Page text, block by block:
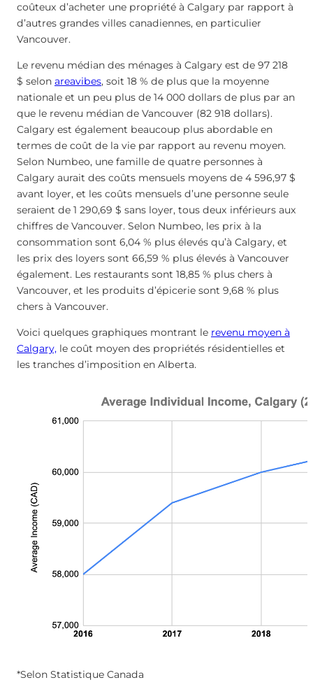
coûteux d’acheter une propriété à Calgary par rapport à
d’autres grandes villes canadiennes, en particulier
Vancouver.
Le revenu médian des ménages à Calgary est de 97 218
$ selon areavibes, soit 18 % de plus que la moyenne
nationale et un peu plus de 14 000 dollars de plus par an
que le revenu médian de Vancouver (82 918 dollars).
Calgary est également beaucoup plus abordable en
termes de coût de la vie par rapport au revenu moyen.
Selon Numbeo, une famille de quatre personnes à
Calgary aurait des coûts mensuels moyens de 4 596,97 $
avant loyer, et les coûts mensuels d’une personne seule
seraient de 1 290,69 $ sans loyer, tous deux inférieurs aux
chiffres de Vancouver. Selon Numbeo, les prix à la
consommation sont 6,04 % plus élevés qu’à Calgary, et
les prix des loyers sont 66,59 % plus élevés à Vancouver
également. Les restaurants sont 18,85 % plus chers à
Vancouver, et les produits d’épicerie sont 9,68 % plus
chers à Vancouver.
Voici quelques graphiques montrant le revenu moyen à
Calgary, le coût moyen des propriétés résidentielles et
les tranches d’imposition en Alberta.
*Selon Statistique Canada